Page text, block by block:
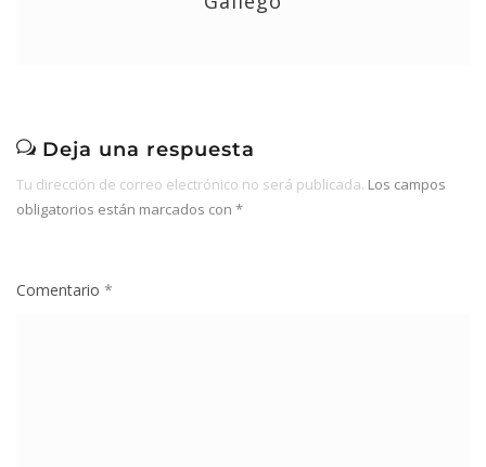
Deja una respuesta
Tu dirección de correo electrónico no será publicada. Los campos
obligatorios están marcados con *
Comentario *